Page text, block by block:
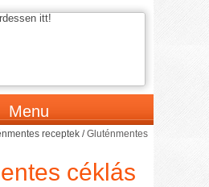
itt!
Menu
receptek /Gluténmentes
céklás